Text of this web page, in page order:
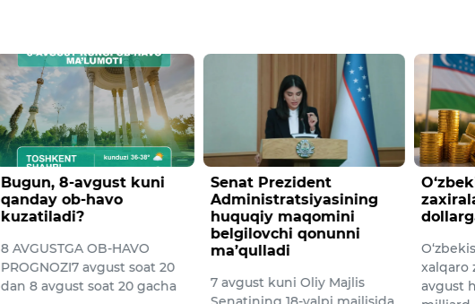
Bugun, 8-avgust kuni
qanday ob-havo
kuzatiladi?
8 AVGUSTGA OB-HAVO
PROGNOZI7 avgust soat 20
dan 8 avgust soat 20 gacha
Senat Prezident
Administratsiyasining
huquqiy maqomini
belgilovchi qonunni
ma’qulladi
7 avgust kuni Oliy Majlis
xalqaro
avgust